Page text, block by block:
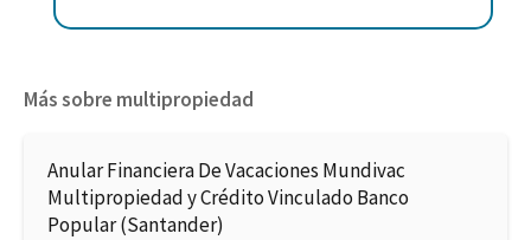
Más sobre multipropiedad
Anular Financiera De Vacaciones Mundivac
Multipropiedad y Crédito Vinculado Banco
Popular (Santander)